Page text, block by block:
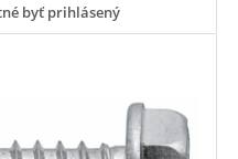
byť prihlásený